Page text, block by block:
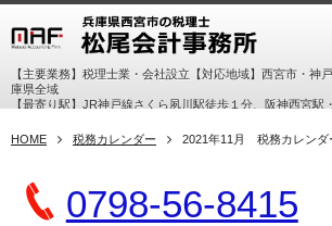
【主要業務】税理士業・会社設立【対応地域】西宮市・神
庫県全域
【最寄り駅】JR神戸線さくら夙川駅徒歩１分、阪神西宮駅
HOME 税務カレンダー 2021年11月 税務カレンダ
0798-56-8415